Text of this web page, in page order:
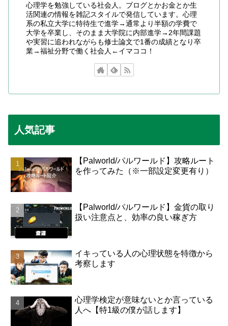
心理学を勉強している社会人。ブログとかお金とか生
活関連の情報を雑記スタイルで発信しています。心理
系の私立大学に特待生で進学→通常より半額の学費で
大学を卒業し、そのまま大学院に内部進学→2年間課題
や実習に追われながらも修士論文で1番の成績となり卒
業→福祉分野で働く社会人←イマココ！
人気記事
【Palworld/パルワールド】攻略ルート
を作ってみた（※一部設定変更有り）
【Palworld/パルワールド】金貨の取り
扱い注意点と、効率の良い稼ぎ方
イキっている人の心理状態を特徴から
考察します
心理学検定が意味ないとか言っている
人へ【特1級の僕が話します】